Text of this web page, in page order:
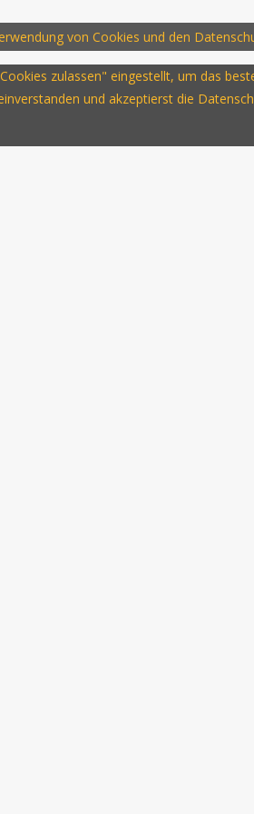
von Cookies und den
zulassen" eingestellt, um das
und akzeptierst die